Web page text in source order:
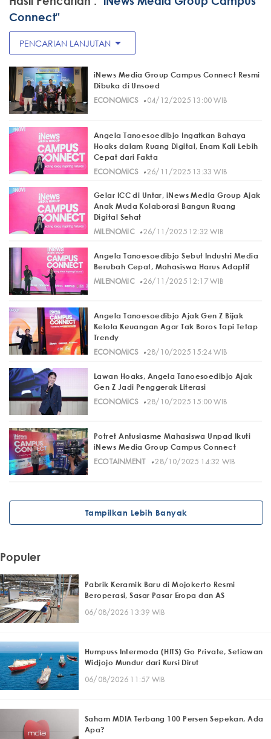
Connect"
PENCARIAN LANJUTAN arrow_drop_down
iNews Media Group Campus Connect Resmi
Dibuka di Unsoed
ECONOMICS· 04/12/2025 13:00 WIB
Angela Tanoesoedibjo Ingatkan Bahaya
Hoaks dalam Ruang Digital, Enam Kali Lebih
Cepat dari Fakta
ECONOMICS· 26/11/2025 13:33 WIB
Gelar ICC di Untar, iNews Media Group Ajak
Anak Muda Kolaborasi Bangun Ruang
Digital Sehat
MILENOMIC· 26/11/2025 12:32 WIB
Angela Tanoesoedibjo Sebut Industri Media
Berubah Cepat, Mahasiswa Harus Adaptif
MILENOMIC· 26/11/2025 12:17 WIB
Angela Tanoesoedibjo Ajak Gen Z Bijak
Kelola Keuangan Agar Tak Boros Tapi Tetap
Trendy
ECONOMICS· 28/10/2025 15:24 WIB
Lawan Hoaks, Angela Tanoesoedibjo Ajak
Gen Z Jadi Penggerak Literasi
ECONOMICS· 28/10/2025 15:00 WIB
Potret Antusiasme Mahasiswa Unpad Ikuti
iNews Media Group Campus Connect
ECOTAINMENT
· 28/10/2025 14:32 WIB
Tampilkan Lebih Banyak
Populer
Pabrik Keramik Baru di Mojokerto Resmi
Beroperasi, Sasar Pasar Eropa dan AS
06/08/2026 13:39 WIB
Humpuss Intermoda (HITS) Go Private, Setiawan
Widjojo Mundur dari Kursi Dirut
06/08/2026 11:57 WIB
Saham MDIA Terbang 100 Persen Sepekan, Ada
Apa?